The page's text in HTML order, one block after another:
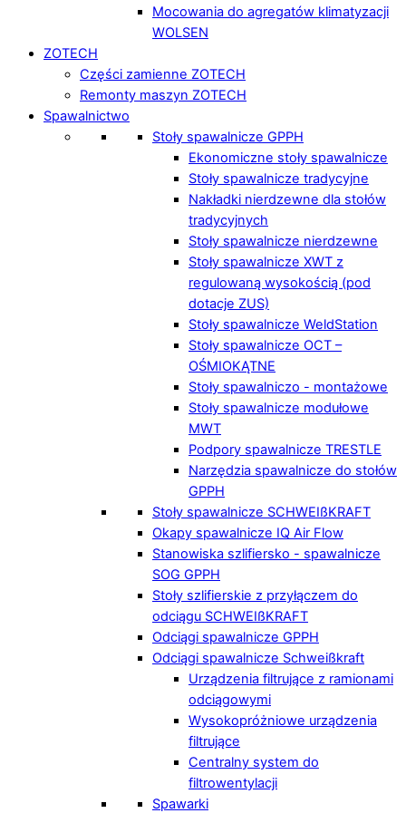
Mocowania do agregatów klimatyzacji
WOLSEN
ZOTECH
Części zamienne ZOTECH
Remonty maszyn ZOTECH
Spawalnictwo
Stoły spawalnicze GPPH
Ekonomiczne stoły spawalnicze
Stoły spawalnicze tradycyjne
Nakładki nierdzewne dla stołów
tradycyjnych
Stoły spawalnicze nierdzewne
Stoły spawalnicze XWT z
regulowaną wysokością (pod
dotacje ZUS)
Stoły spawalnicze WeldStation
Stoły spawalnicze OCT –
OŚMIOKĄTNE
Stoły spawalniczo - montażowe
Stoły spawalnicze modułowe
MWT
Podpory spawalnicze TRESTLE
Narzędzia spawalnicze do stołów
GPPH
Stoły spawalnicze SCHWEIßKRAFT
Okapy spawalnicze IQ Air Flow
Stanowiska szlifiersko - spawalnicze
SOG GPPH
Stoły szlifierskie z przyłączem do
odciągu SCHWEIßKRAFT
Odciągi spawalnicze GPPH
Odciągi spawalnicze Schweißkraft
Urządzenia filtrujące z ramionami
odciągowymi
Wysokopróżniowe urządzenia
filtrujące
Centralny system do
filtrowentylacji
Spawarki